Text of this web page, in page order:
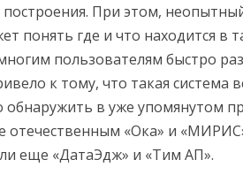
построения. При этом,
понять где и что находится в
пользователям быстро
к тому, что такая система
обнаружить в уже упомянутом
отечественным «Ока» и
еще «ДатаЭдж» и «Тим АП».